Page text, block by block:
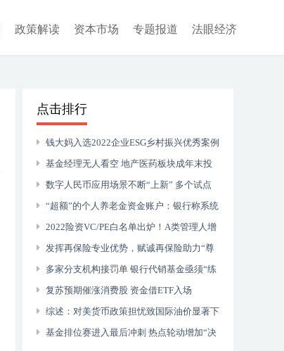
政策解读 资本市场 专题报道 法眼经济
点击排行
钱大妈入选2022企业ESG乡村振兴优秀案例
基金经理无人看空 地产医药板块成年末投
资重点
数字人民币应用场景不断“上新” 多个试点
地区落地涉房涉企贷款业务
“超额”的个人养老金资金账户：银行称系统
已完善
2022险资VC/PE白名单出炉！A类管理人增
加26家
发挥再保险专业优势，赋诚再保险助力“尊
享e生2023”升级落地
多家分支机构接罚单 银行代销基金亟须“练
内功”
复苏预期催涨消费股 资金借ETF入场
综述：对美货币政策担忧致国际油价显著下
跌 基金排位赛进入最后冲刺 热点轮动增加“决